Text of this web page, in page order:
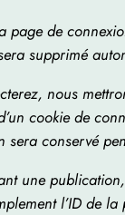
page de
supprimé
nous
cookie de
sera conservé
une
l’ID de